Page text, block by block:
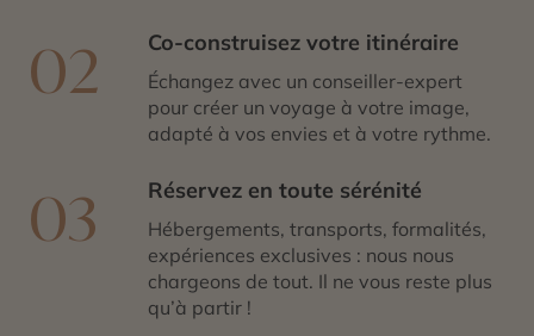
02 Co-construisez votre itinéraire
Échangez avec un conseiller-expert
pour créer un voyage à votre image,
adapté à vos envies et à votre rythme.
03 Réservez en toute sérénité
Hébergements, transports, formalités,
expériences exclusives : nous nous
chargeons de tout. Il ne vous reste plus
qu’à partir !